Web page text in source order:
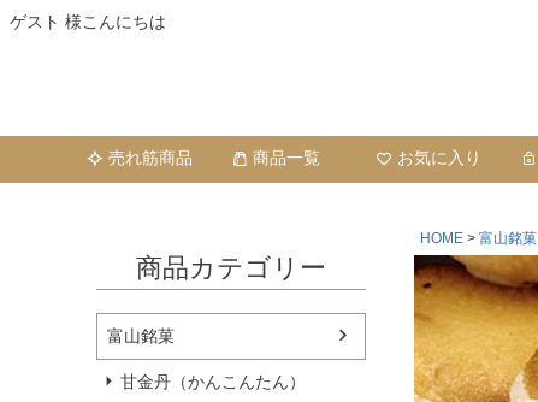
ゲスト 様こんにちは
売れ筋商品 商品一覧 お気に入り
商品カテゴリー
富山銘菓
甘金丹（かんこんたん）
HOME 富山銘菓